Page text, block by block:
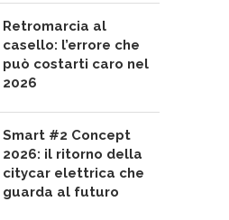
Retromarcia al
casello: l’errore che
può costarti caro nel
2026
Smart #2 Concept
2026: il ritorno della
citycar elettrica che
guarda al futuro